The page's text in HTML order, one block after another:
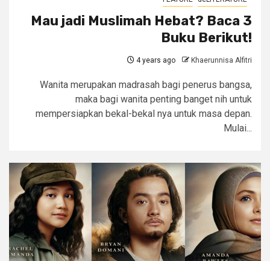
Mau jadi Muslimah Hebat? Baca 3
Buku Berikut!
4 years ago Khaerunnisa Alfitri
Wanita merupakan madrasah bagi penerus bangsa,
maka bagi wanita penting banget nih untuk
mempersiapkan bekal-bekal nya untuk masa depan.
Mulai...